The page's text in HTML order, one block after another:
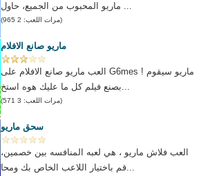
(مرات اللعب: 2 965)
ماريو صانع الافلام
العب ماريو صانع الافلام على G6mes ! ماريو سيقوم
(مرات اللعب: 3 571)
سحق ماريو
العب فلاش ماريو ، هي لعبه المنافسه بين خصمين،